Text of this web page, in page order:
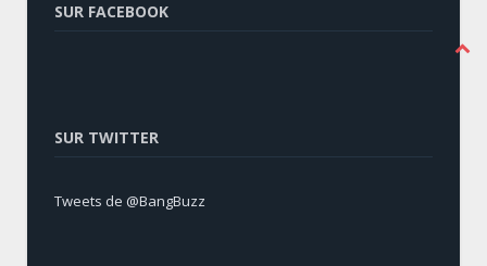
SUR FACEBOOK
SUR TWITTER
Tweets de @BangBuzz